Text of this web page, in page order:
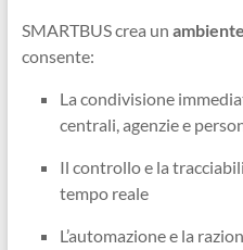
SMARTBUS crea un
consente:
La condivisione
centrali, agenzie e
Il controllo e la
tempo reale
L’automazione e la